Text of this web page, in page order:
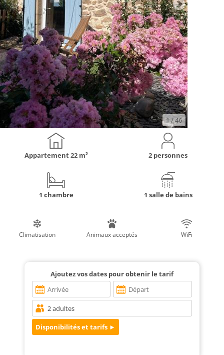
1/ 46
Appartement22 m² 2 personnes
1 chambre 1 salle de bains
Climatisation Animaux acceptés WiFi
Ajoutez vos dates pour obtenir le tarif